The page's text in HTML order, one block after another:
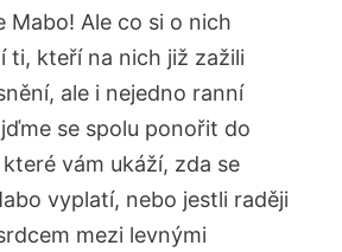
Mabo! Ale co si o nich
ti, kteří na nich již zažili
ale i nejedno ranní
se spolu ponořit do
vám ukáží, zda se
vyplatí, nebo jestli raději
mezi levnými